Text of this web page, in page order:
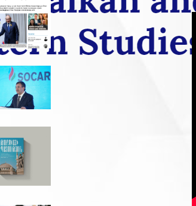
այցելեցին Հայաստան
11/05/2026
«Միջանցքի» քարոզիչը.
Թուրքիայի փոխնախագահ
Ջ. Յըլմազի այցը Երևան
ընթերցելու համար
քաղաքական